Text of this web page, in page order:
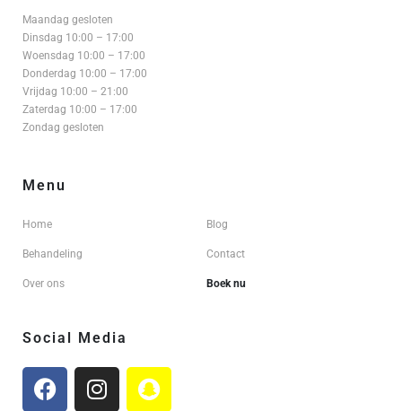
Maandag gesloten
Dinsdag 10:00 – 17:00
Woensdag 10:00 – 17:00
Donderdag 10:00 – 17:00
Vrijdag 10:00 – 21:00
Zaterdag 10:00 – 17:00
Zondag gesloten
Menu
Home
Behandeling
Over ons
Blog
Contact
Boek nu
Social Media